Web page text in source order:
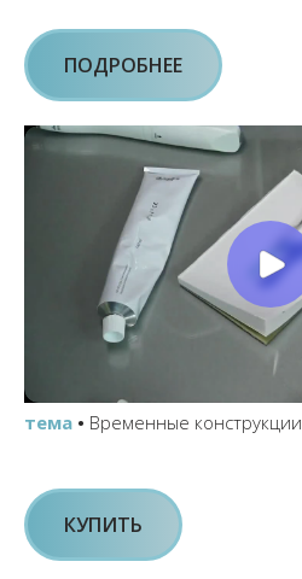
ПОДРОБНЕЕ
тема • Временные конструкции
КУПИТЬ